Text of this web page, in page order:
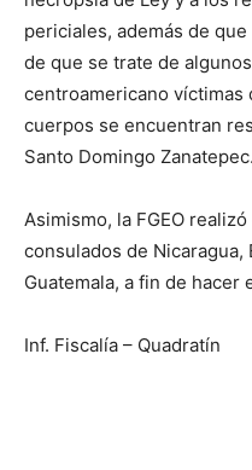
periciales, además de
de que se trate de
centroamericano víctimas
cuerpos se encuentran
Santo Domingo Zanatepec.
Asimismo, la FGEO
consulados de Nicaragua,
Guatemala, a fin de
Inf. Fiscalía – Quadratín